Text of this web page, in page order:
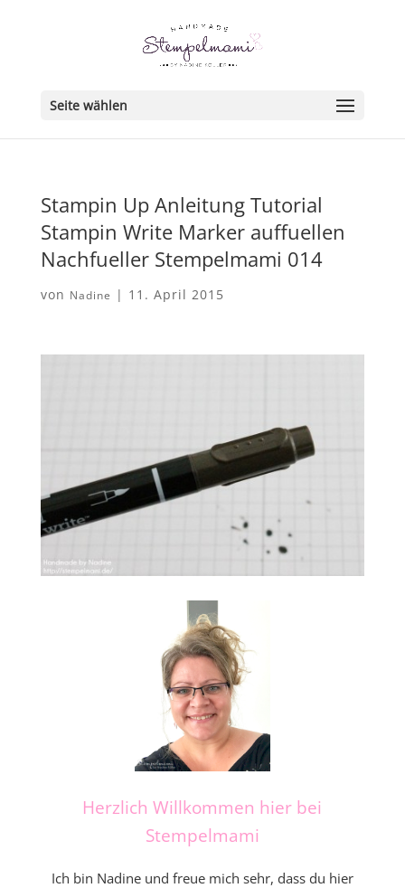
Seite wählen
Stampin Up Anleitung Tutorial
Stampin Write Marker auffuellen
Nachfueller Stempelmami 014
von Nadine | 11. April 2015
Herzlich Willkommen hier bei
Stempelmami
Ich bin Nadine und freue mich sehr, dass du hier